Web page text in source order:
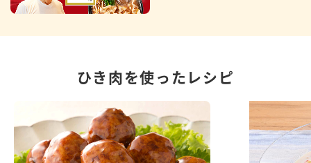
ひき肉を使ったレシピ